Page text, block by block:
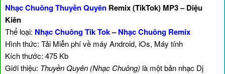
Nhạc Chuông Thuyền Quyên Remix (TikTok) MP3 – Diệu
Kiên
Thể loại: Nhạc Chuông Tik Tok–Nhạc Chuông Remix
Hình thức: Tải Miễn phí về máy Android, iOs, Máy tính
Kích thước: 475 Kb
Giới thiệu: Thuyền Quyên (Nhạc Chuông) là một bản nhạc Dj